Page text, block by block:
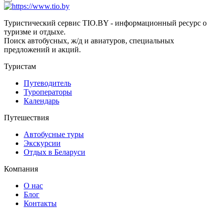
Туристический сервис TIO.BY - информационный ресурс о
туризме и отдыхе.
Поиск автобусных, ж/д и авиатуров, специальных
предложений и акций.
Туристам
Путеводитель
Туроператоры
Календарь
Путешествия
Автобусные туры
Экскурсии
Отдых в Беларуси
Компания
О нас
Блог
Контакты